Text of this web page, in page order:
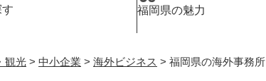
福岡県の魅力
観光 > 中小企業 > 海外ビジネス > 福岡県の海外事務所